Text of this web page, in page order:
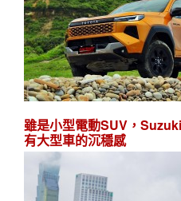
雖是小型電動SUV，
有大型車的沉穩感